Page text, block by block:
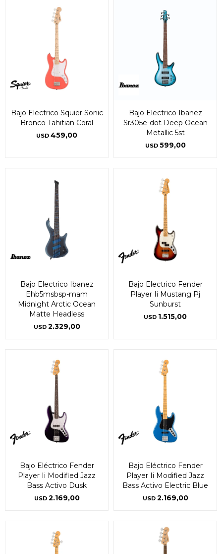
Bajo Electrico Squier Sonic
Bronco Tahitian Coral
USD 459,00
Bajo Electrico Ibanez
Sr305e-dot Deep Ocean
Metallic 5st
USD 599,00
Bajo Electrico Ibanez
Ehb5msbsp-mam
Midnight Arctic Ocean
Matte Headless
USD 2.329,00
Bajo Electrico Fender
Player Ii Mustang Pj
Sunburst
USD 1.515,00
Bajo Eléctrico Fender
Player Ii Modified Jazz
Bass Activo Dusk
USD 2.169,00
Bajo Eléctrico Fender
Player Ii Modified Jazz
Bass Activo Electric Blue
USD 2.169,00